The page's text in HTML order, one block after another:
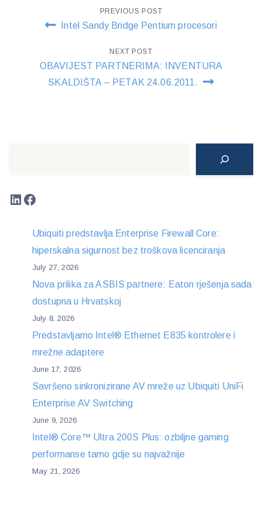
Post
navigation
PREVIOUS POST
Intel Sandy Bridge Pentium procesori
NEXT POST
OBAVIJEST PARTNERIMA: INVENTURA
SKALDIŠTA – PETAK 24.06.2011.
LinkedIn
Facebook
Ubiquiti predstavlja Enterprise Firewall Core:
hiperskalna sigurnost bez troškova licenciranja
July 27, 2026
Nova prilika za ASBIS partnere: Eaton rješenja sada
dostupna u Hrvatskoj
July 8, 2026
Predstavljamo Intel® Ethernet E835 kontrolere i
mrežne adaptere
June 17, 2026
Savršeno sinkronizirane AV mreže uz Ubiquiti UniFi
Enterprise AV Switching
June 9, 2026
Intel® Core™ Ultra 200S Plus: ozbiljne gaming
performanse tamo gdje su najvažnije
May 21, 2026